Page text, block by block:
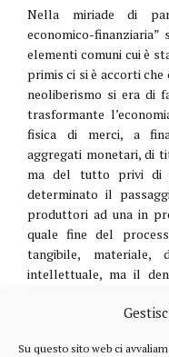
Su questo sito web ci
Nella miriade di
economico-
elementi comuni cui è
primis ci si è accorti
neoliberismo si era di
trasformante
fisica di merci, a
aggregati monetari, di
ma del tutto privi di
determinato il
produttori ad una in
quale fine del
tangibile,
intellettuale, ma il
pubblico e privato.
Se si volesse